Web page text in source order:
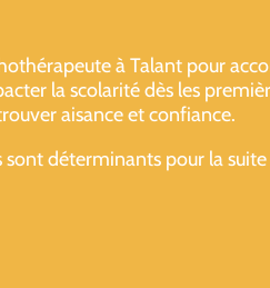
à Talant pour
la scolarité dès les
aisance et confiance.
déterminants pour la